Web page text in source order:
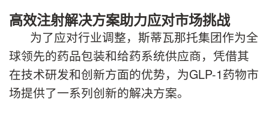
高效注射解决方案助力应对市场挑战
为了应对行业调整，斯蒂瓦那托集团作为全
球领先的药品包装和给药系统供应商，凭借其
在技术研发和创新方面的优势，为GLP-1药物市
场提供了一系列创新的解决方案。